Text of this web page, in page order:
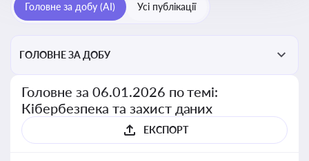
Головне за добу (AI) Усі публікації
ГОЛОВНЕ ЗА ДОБУ
Головне за 06.01.2026 по темі:
Кібербезпека та захист даних
ЕКСПОРТ